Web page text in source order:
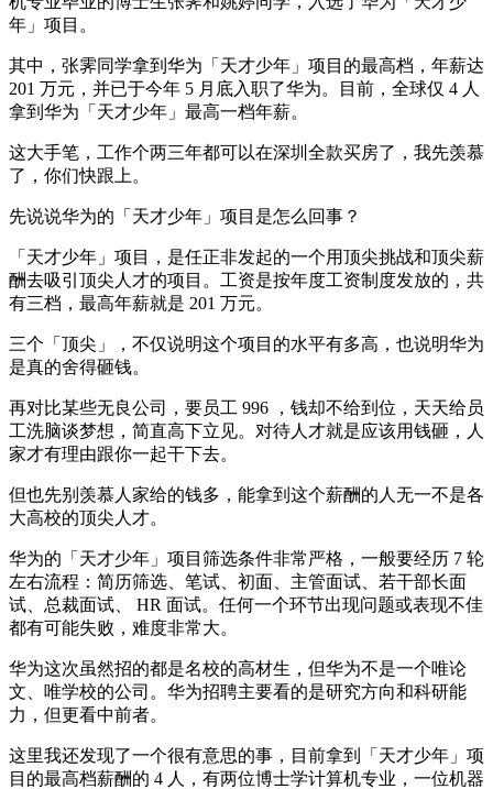
年」项目。
其中，张霁同学拿到华为「天才少年」项目的最高档，年薪达
201 万元，并已于今年 5 月底入职了华为。目前，全球仅 4 人
拿到华为「天才少年」最高一档年薪。
这大手笔，工作个两三年都可以在深圳全款买房了，我先羡慕
了，你们快跟上。
先说说华为的「天才少年」项目是怎么回事？
「天才少年」项目，是任正非发起的一个用顶尖挑战和顶尖薪
酬去吸引顶尖人才的项目。工资是按年度工资制度发放的，共
有三档，最高年薪就是 201 万元。
三个「顶尖」，不仅说明这个项目的水平有多高，也说明华为
是真的舍得砸钱。
再对比某些无良公司，要员工 996 ，钱却不给到位，天天给员
工洗脑谈梦想，简直高下立见。对待人才就是应该用钱砸，人
家才有理由跟你一起干下去。
但也先别羡慕人家给的钱多，能拿到这个薪酬的人无一不是各
大高校的顶尖人才。
华为的「天才少年」项目筛选条件非常严格，一般要经历 7 轮
左右流程：简历筛选、笔试、初面、主管面试、若干部长面
试、总裁面试、 HR 面试。任何一个环节出现问题或表现不佳
都有可能失败，难度非常大。
华为这次虽然招的都是名校的高材生，但华为不是一个唯论
文、唯学校的公司。华为招聘主要看的是研究方向和科研能
力，但更看中前者。
这里我还发现了一个很有意思的事，目前拿到「天才少年」项
目的最高档薪酬的 4 人，有两位博士学计算机专业，一位机器